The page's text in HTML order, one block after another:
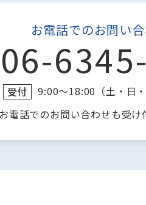
お電話でのお問い
06-
受付
9:00～18:00（土・日・
電話でのお問い合わせも受け